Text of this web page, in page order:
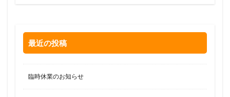
最近の投稿
臨時休業のお知らせ